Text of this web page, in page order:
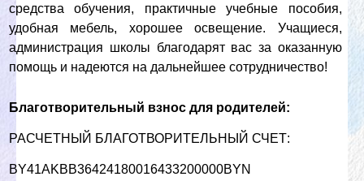
средства обучения, практичные учебные пособия,
удобная мебель, хорошее освещение. Учащиеся,
администрация школы благодарят вас за оказанную
помощь и надеются на дальнейшее сотрудничество!
Благотворительный взнос для родителей:
РАСЧЕТНЫЙ БЛАГОТВОРИТЕЛЬНЫЙ СЧЕТ:
BY41AKBB36424180016433200000BYN